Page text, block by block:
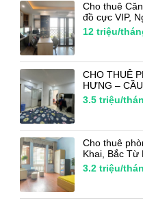
Cho thuê
đồ cực VIP,
12 triệu/
CHO THUÊ
HƯNG –
3.5 triệu/
Cho thuê
Khai, Bắc Từ
3.2 triệu/